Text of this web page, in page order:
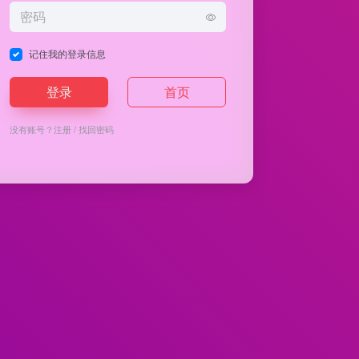
记住我的登录信息
登录 首页
没有账号？注册/找回密码